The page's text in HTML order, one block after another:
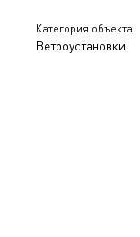
Категория объекта
Ветроустановки